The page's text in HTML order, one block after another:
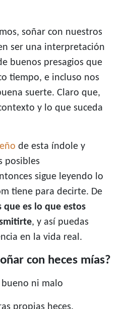
soñar con nuestros
ser una interpretación
buenos presagios que
tiempo, e incluso nos
suerte. Claro que,
y lo que suceda
de esta índole y
posibles
sigue leyendo lo
tiene para decirte. De
que es lo que estos
, y así puedas
en la vida real.
con heces mías?
bueno ni malo